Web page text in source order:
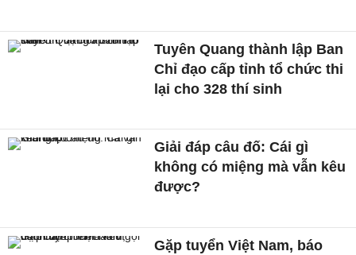
Tuyên Quang thành lập Ban
Chỉ đạo cấp tỉnh tổ chức thi
lại cho 328 thí sinh
Giải đáp câu đố: Cái gì
không có miệng mà vẫn kêu
được?
Gặp tuyển Việt Nam, báo